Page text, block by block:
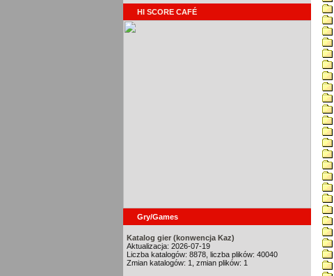
HI SCORE CAFÉ
Gry/Games
Katalog gier (konwencja Kaz)
Aktualizacja: 2026-07-19
Liczba katalogów: 8878, liczba plików: 40040
Zmian katalogów: 1, zmian plików: 1